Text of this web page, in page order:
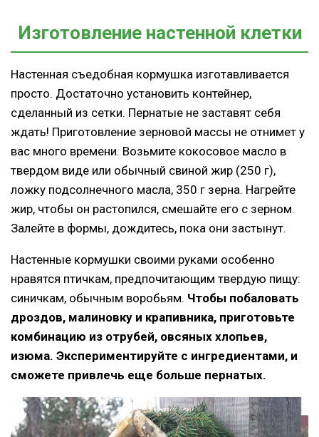
Изготовление настенной клетки
Настенная съедобная кормушка изготавливается
просто. Достаточно установить контейнер,
сделанный из сетки. Пернатые не заставят себя
ждать! Приготовление зерновой массы не отнимет у
вас много времени. Возьмите кокосовое масло в
твердом виде или обычный свиной жир (250 г),
ложку подсолнечного масла, 350 г зерна. Нагрейте
жир, чтобы он растопился, смешайте его с зерном.
Залейте в формы, дождитесь, пока они застынут.
Настенные кормушки своими руками особенно
нравятся птичкам, предпочитающим твердую пищу:
синичкам, обычным воробьям. Чтобы побаловать
дроздов, малиновку и крапивника, приготовьте
комбинацию из отрубей, овсяных хлопьев,
изюма. Экспериментируйте с ингредиентами, и
сможете привлечь еще больше пернатых.